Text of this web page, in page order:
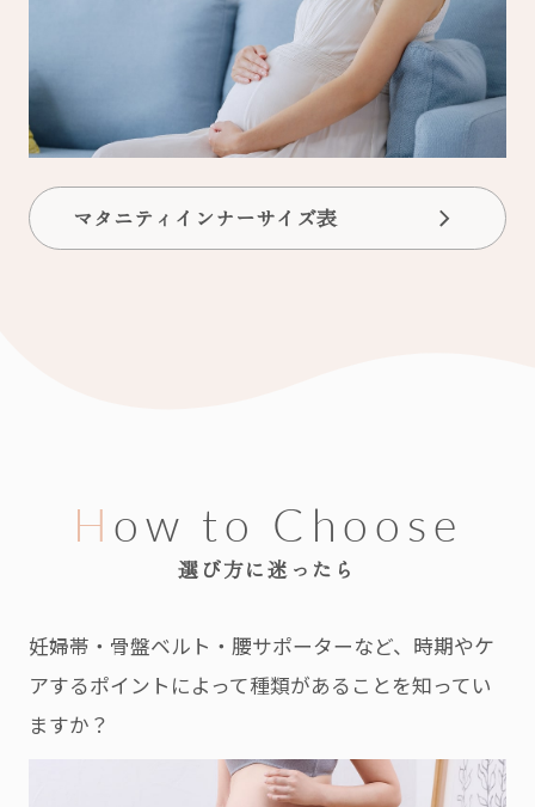
マタニティインナーサイズ表
How to Choose
選び方に迷ったら
妊婦帯・骨盤ベルト・腰サポーターなど、時期やケ
アするポイントによって種類があることを知ってい
ますか？